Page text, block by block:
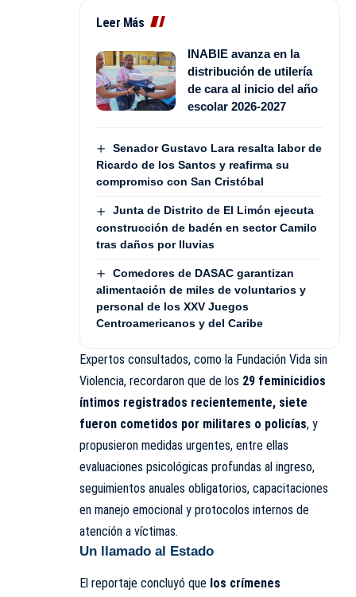
Leer Más
INABIE avanza en la
distribución de utilería
de cara al inicio del año
escolar 2026-2027
Senador Gustavo Lara resalta labor de
Ricardo de los Santos y reafirma su
compromiso con San Cristóbal
Junta de Distrito de El Limón ejecuta
construcción de badén en sector Camilo
tras daños por lluvias
Comedores de DASAC garantizan
alimentación de miles de voluntarios y
personal de los XXV Juegos
Centroamericanos y del Caribe
Expertos consultados, como la Fundación Vida sin
Violencia, recordaron que de los 29 feminicidios
íntimos registrados recientemente, siete
fueron cometidos por militares o policías, y
propusieron medidas urgentes, entre ellas
evaluaciones psicológicas profundas al ingreso,
seguimientos anuales obligatorios, capacitaciones
en manejo emocional y protocolos internos de
atención a víctimas.
Un llamado al Estado
El reportaje concluyó que los crímenes